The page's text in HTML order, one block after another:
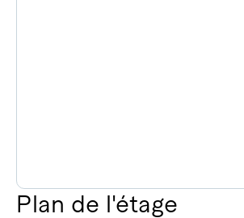
Plan de l'étage